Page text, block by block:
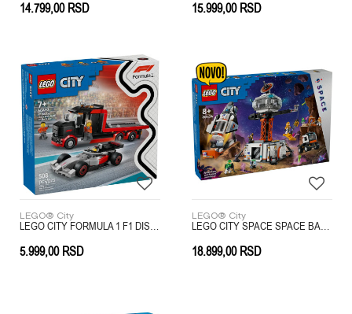
14.799,00 RSD 15.999,00 RSD
LEGO® City
5.999,00 RSD
LEGO® City
18.899,00 RSD